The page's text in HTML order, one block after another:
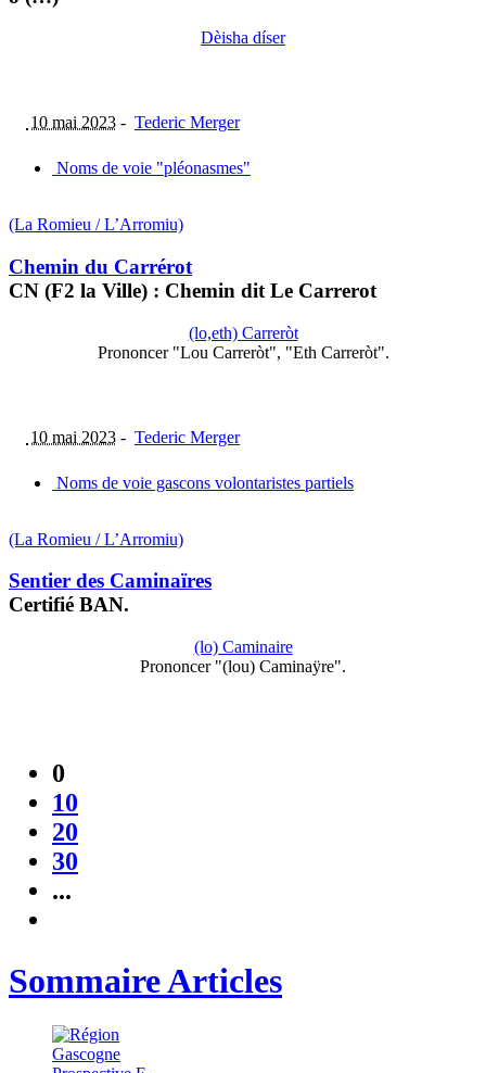
Dèisha díser
10 mai 2023 - Tederic Merger
Noms de voie "pléonasmes"
(La Romieu / L’Arromiu)
Chemin du Carrérot
CN (F2 la Ville) : Chemin dit Le Carrerot
(lo,eth) Carreròt
Prononcer "Lou Carreròt", "Eth Carreròt".
10 mai 2023 - Tederic Merger
Noms de voie gascons volontaristes partiels
(La Romieu / L’Arromiu)
Sentier des Caminaïres
Certifié BAN.
(lo) Caminaire
Prononcer "(lou) Caminaÿre".
0
10
20
30
...
Sommaire Articles